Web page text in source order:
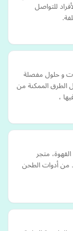
للتواصل
و حلول مفصلة
الطرق الممكنة من
،
متجر
من أدوات الطحن